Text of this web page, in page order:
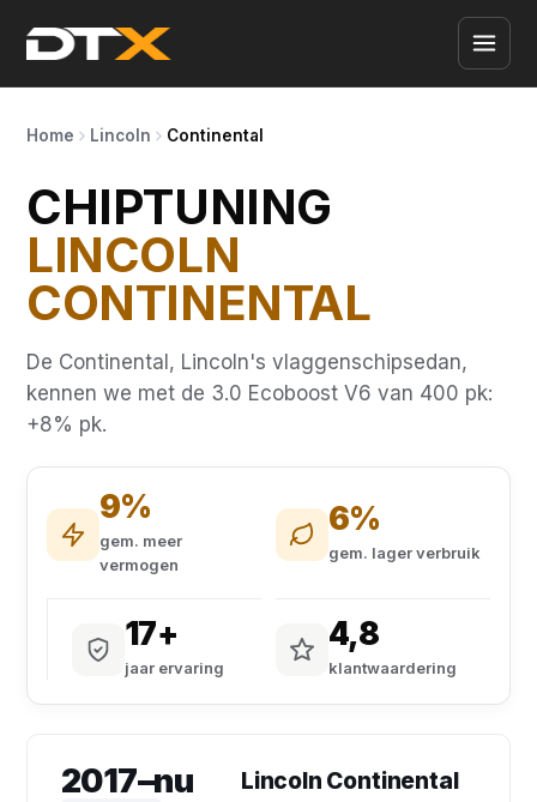
Home Lincoln Continental
CHIPTUNING
LINCOLN
CONTINENTAL
De Continental, Lincoln's vlaggenschipsedan,
kennen we met de 3.0 Ecoboost V6 van 400 pk:
+8% pk.
9%
gem. meer
vermogen
6%
gem. lager verbruik
17+
jaar ervaring
4,8
klantwaardering
2017–nu Lincoln Continental